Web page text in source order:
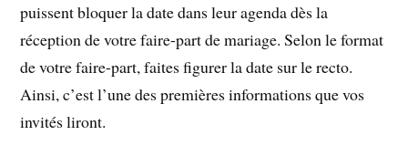
puissent bloquer la date dans leur agenda dès la
réception de votre faire-part de mariage. Selon le format
de votre faire-part, faites figurer la date sur le recto.
Ainsi, c’est l’une des premières informations que vos
invités liront.